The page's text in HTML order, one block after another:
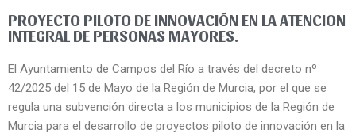
PROYECTO PILOTO DE INNOVACIÓN EN LA ATENCION
INTEGRAL DE PERSONAS MAYORES.
El Ayuntamiento de Campos del Río a través del decreto nº
42/2025 del 15 de Mayo de la Región de Murcia, por el que se
regula una subvención directa a los municipios de la Región de
Murcia para el desarrollo de proyectos piloto de innovación en la